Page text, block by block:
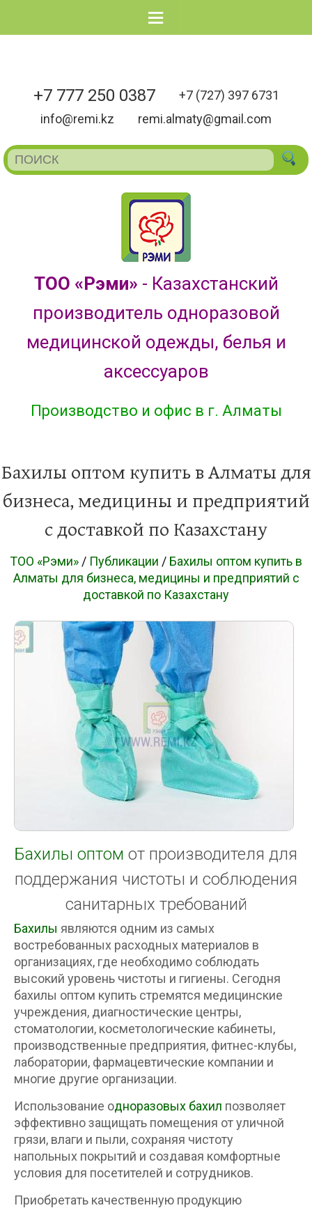
+7 777 250 0387
+7 (727) 397 6731
info@remi.kz
remi.almaty@gmail.com
ТОО «Рэми» - Казахстанский
производитель одноразовой
медицинской одежды, белья и
аксессуаров
Производство и офис в г. Алматы
Бахилы оптом купить в Алматы для
бизнеса, медицины и предприятий
с доставкой по Казахстану
ТОО «Рэми» / Публикации / Бахилы оптом купить в
Алматы для бизнеса, медицины и предприятий с
доставкой по Казахстану
Бахилы оптом от производителя для
поддержания чистоты и соблюдения
санитарных требований
Бахилы являются одним из самых
востребованных расходных материалов в
организациях, где необходимо соблюдать
высокий уровень чистоты и гигиены. Сегодня
бахилы оптом купить стремятся медицинские
учреждения, диагностические центры,
стоматологии, косметологические кабинеты,
производственные предприятия, фитнес-клубы,
лаборатории, фармацевтические компании и
многие другие организации.
Использование одноразовых бахил позволяет
эффективно защищать помещения от уличной
грязи, влаги и пыли, сохраняя чистоту
напольных покрытий и создавая комфортные
условия для посетителей и сотрудников.
Приобретать качественную продукцию